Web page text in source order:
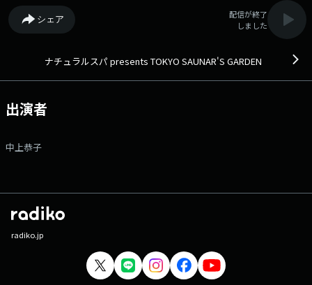
力、 お勧めのサ飯、サウナグッズなどの情報や、サウナ施設のオーナ
ー、 サウナ好き著名人を迎えたゲストトーク、リスナーからのおすすめ
サウナ情報など、 ゆったりとした雰囲気でお届けしていく、サウナを知
https://www.tfm.co.jp/nakauesauna/ メッセージフォーム：
シェア
配信が終了
しました
ナチュラルスパ presents TOKYO SAUNAR'S GARDEN
出演者
中上恭子
radiko.jp